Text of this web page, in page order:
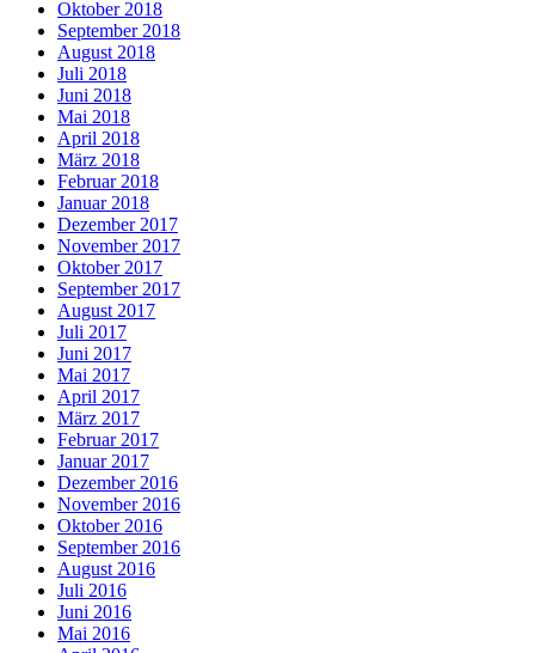
Oktober 2018
September 2018
August 2018
Juli 2018
Juni 2018
Mai 2018
April 2018
März 2018
Februar 2018
Januar 2018
Dezember 2017
November 2017
Oktober 2017
September 2017
August 2017
Juli 2017
Juni 2017
Mai 2017
April 2017
März 2017
Februar 2017
Januar 2017
Dezember 2016
November 2016
Oktober 2016
September 2016
August 2016
Juli 2016
Juni 2016
Mai 2016